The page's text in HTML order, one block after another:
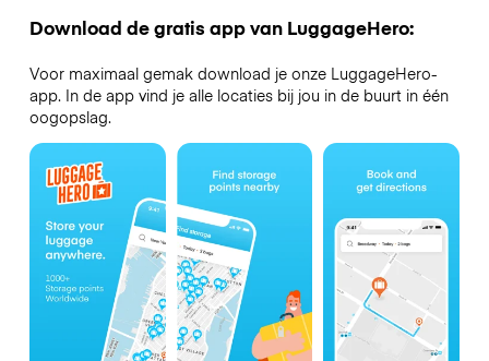
Download de gratis app van LuggageHero:
Voor maximaal gemak download je onze LuggageHero-
app. In de app vind je alle locaties bij jou in de buurt in één
oogopslag.